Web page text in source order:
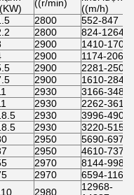
((r/min)
((m/h)
2800
552-847
2800
824-1264
2900
1410-1704
2900
1174-2062
2900
2281-2504
2900
1610-2844
2930
3166-3488
2930
2262-3619
2930
3996-4901
2930
3220-5153
2950
5690-6978
2950
4610-7376
2970 8144-9988
2970
6594-11649
2980
12968-